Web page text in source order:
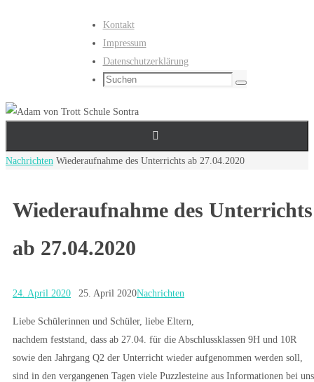
Kontakt
Impressum
Datenschutzerklärung
Suchen
Suchen
Start
Nachrichten Wiederaufnahme des Unterrichts ab 27.04.2020
Wiederaufnahme des Unterrichts
ab 27.04.2020
24. April 2020 25. April 2020Nachrichten
Liebe Schülerinnen und Schüler, liebe Eltern,
nachdem feststand, dass ab 27.04. für die Abschlussklassen 9H und 10R
sowie den Jahrgang Q2 der Unterricht wieder aufgenommen werden soll,
sind in den vergangenen Tagen viele Puzzlesteine aus Informationen bei uns